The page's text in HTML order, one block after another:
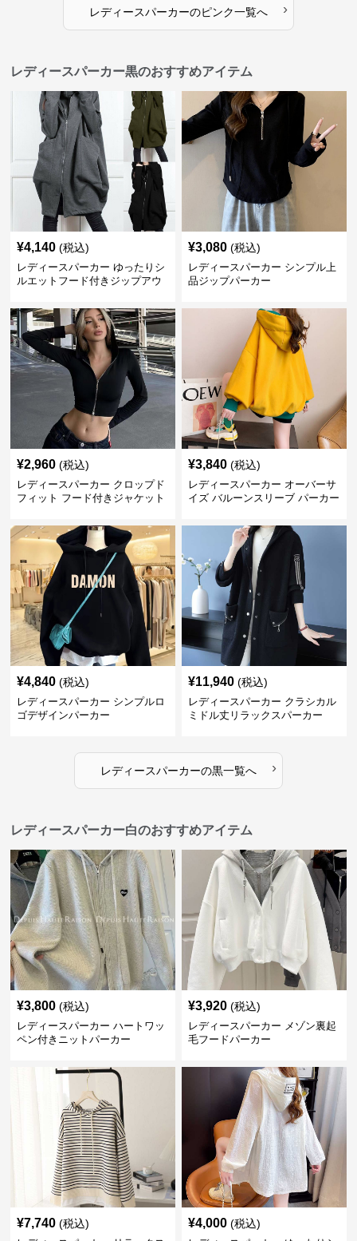
レディースパーカーのピンク一覧へ ›
レディースパーカー黒のおすすめアイテム
¥4,140 (税込)
レディースパーカー ゆったりシ
ルエットフード付きジップアウ
¥3,080 (税込)
レディースパーカー シンプル上
品ジップパーカー
¥2,960 (税込)
レディースパーカー クロップド
フィット フード付きジャケット
¥3,840 (税込)
レディースパーカー オーバーサ
イズ バルーンスリーブ パーカー
¥4,840 (税込)
レディースパーカー シンプルロ
ゴデザインパーカー
¥11,940 (税込)
レディースパーカー クラシカル
ミドル丈リラックスパーカー
レディースパーカーの黒一覧へ ›
レディースパーカー白のおすすめアイテム
¥3,800 (税込)
レディースパーカー ハートワッ
ペン付きニットパーカー
¥3,920 (税込)
レディースパーカー メゾン裏起
毛フードパーカー
¥7,740 (税込) ¥4,000 (税込)